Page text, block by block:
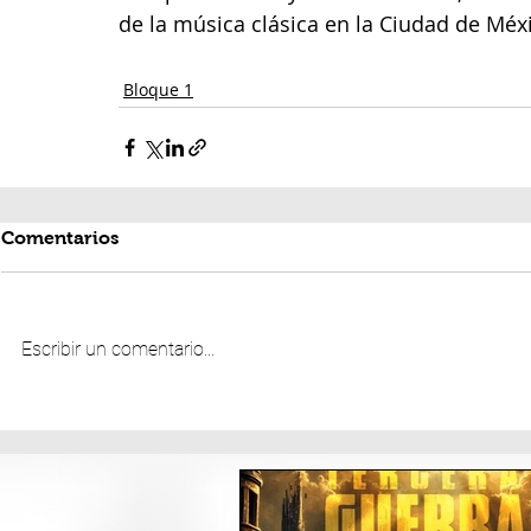
de la música clásica en la Ciudad de
Bloque 1
Comentarios
Escribir un comentario...